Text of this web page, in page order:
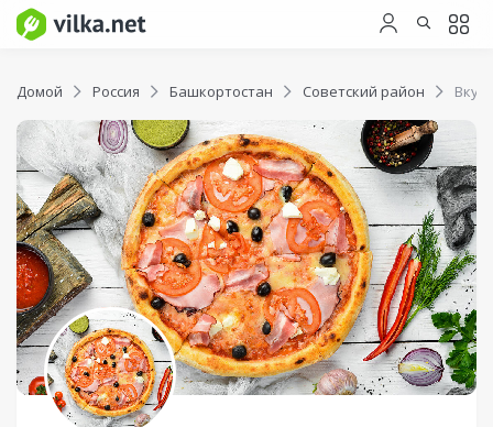
Домой Россия Башкортостан Советский район